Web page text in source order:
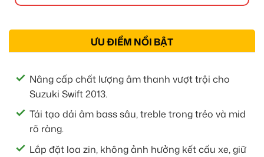
ƯU ĐIỂM NỔI BẬT
Nâng cấp chất lượng âm thanh vượt trội cho
Suzuki Swift 2013.
Tái tạo dải âm bass sâu, treble trong trẻo và mid
rõ ràng.
Lắp đặt loa zin, không ảnh hưởng kết cấu xe, giữ